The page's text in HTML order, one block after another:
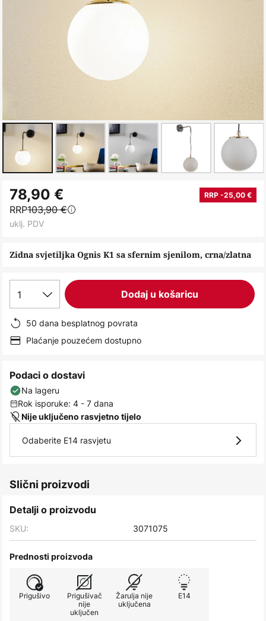
to
the
beginning
the
Zidna svjetiljka Ognis K1 sa sfernim sjenilom, crna/zlatna
78,90 € RRP -25,00 €
RRP103,90 €
uklj. PDV
1 Dodaj u košaricu
50 dana besplatnog povrata
Plaćanje pouzećem dostupno
Podaci o dostavi
Na lageru
Rok isporuke: 4 - 7 dana
Nije uključeno rasvjetno tijelo
Odaberite E14 rasvjetu
Slični proizvodi
Detalji o proizvodu
SKU: 3071075
Prednosti proizvoda
Prigušivo
Prigušivač
nije
uključen
Žarulja nije
uključena
E14